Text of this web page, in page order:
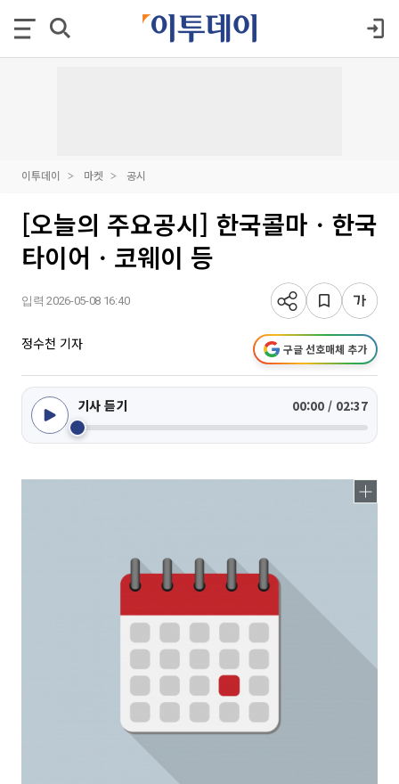
이투데이 마켓 공시
[오늘의 주요공시] 한국콜마ㆍ한국
타이어ㆍ코웨이 등
입력 2026-05-08 16:40
정수천 기자 구글 선호매체 추가
기사 듣기 00:00 / 02:37